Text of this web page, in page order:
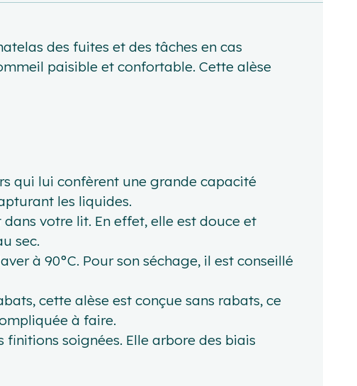
des fuites et des tâches en cas
paisible et confortable. Cette alèse
qui lui confèrent une grande capacité
les liquides.
votre lit. En effet, elle est douce et
sec.
à 90°C. Pour son séchage, il est conseillé
cette alèse est conçue sans rabats, ce
à faire.
soignées. Elle arbore des biais